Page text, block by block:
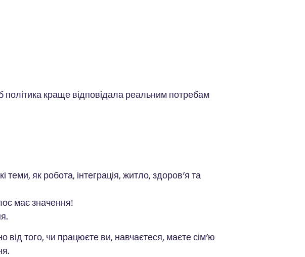
краще відповідала реальним потребам
як робота, інтеграція, житло, здоров'я та
має значення!
від того, чи працюєте ви, навчаєтеся, маєте сім'ю